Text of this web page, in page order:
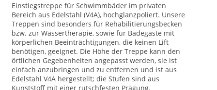
Einstiegstreppe für Schwimmbäder im privaten
Bereich aus Edelstahl (V4A), hochglanzpoliert. Unsere
Treppen sind besonders für Rehabilitierungsbecken
bzw. zur Wassertherapie, sowie für Badegäste mit
körperlichen Beeinträchtigungen, die keinen Lift
benötigen, geeignet. Die Höhe der Treppe kann den
örtlichen Gegebenheiten angepasst werden, sie ist
einfach anzubringen und zu entfernen und ist aus
Edelstahl V4A hergestellt; die Stufen sind aus
Kunststoff mit einer rutschfesten Prägung.